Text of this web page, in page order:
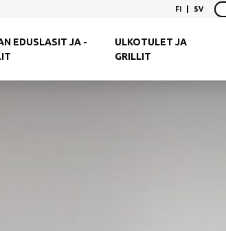
EDUSLASIT JA -
ULKOTULET JA
GRILLIT
FI SV